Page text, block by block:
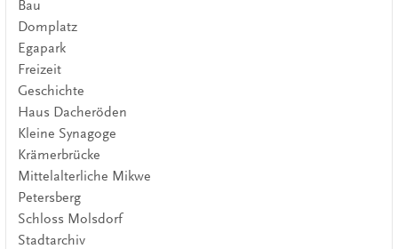
Bau
Domplatz
Egapark
Freizeit
Geschichte
Haus Dacheröden
Kleine Synagoge
Krämerbrücke
Mittelalterliche Mikwe
Petersberg
Schloss Molsdorf
Stadtarchiv